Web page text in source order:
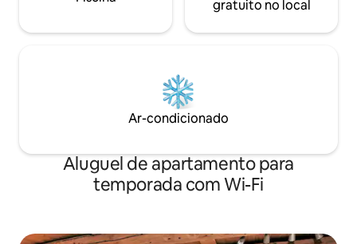
gratuito no local
Ar-condicionado
Aluguel de apartamento para
temporada com Wi-Fi